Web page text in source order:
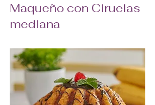
Maqueño con Ciruelas
mediana